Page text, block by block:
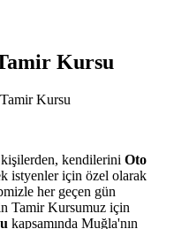
Kursu
Kursu
kendilerini Oto
istyenler için özel olarak
her geçen gün
Tamir Kursumuz için
kapsamında Muğla'nın